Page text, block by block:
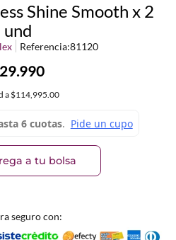
Shine Smooth x 2
und
Referencia:81120
.990
a $114,995.00
a tu bolsa
seguro con: